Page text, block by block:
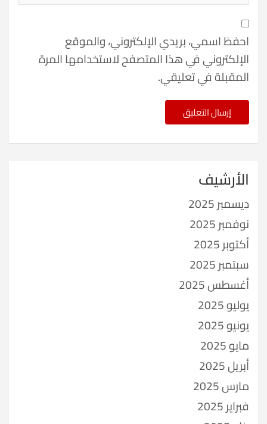
احفظ اسمي، بريدي الإلكتروني، والموقع
الإلكتروني في هذا المتصفح لاستخدامها المرة
المقبلة في تعليقي.
الأرشيف
ديسمبر 2025
نوفمبر 2025
أكتوبر 2025
سبتمبر 2025
أغسطس 2025
يوليو 2025
يونيو 2025
مايو 2025
أبريل 2025
مارس 2025
فبراير 2025